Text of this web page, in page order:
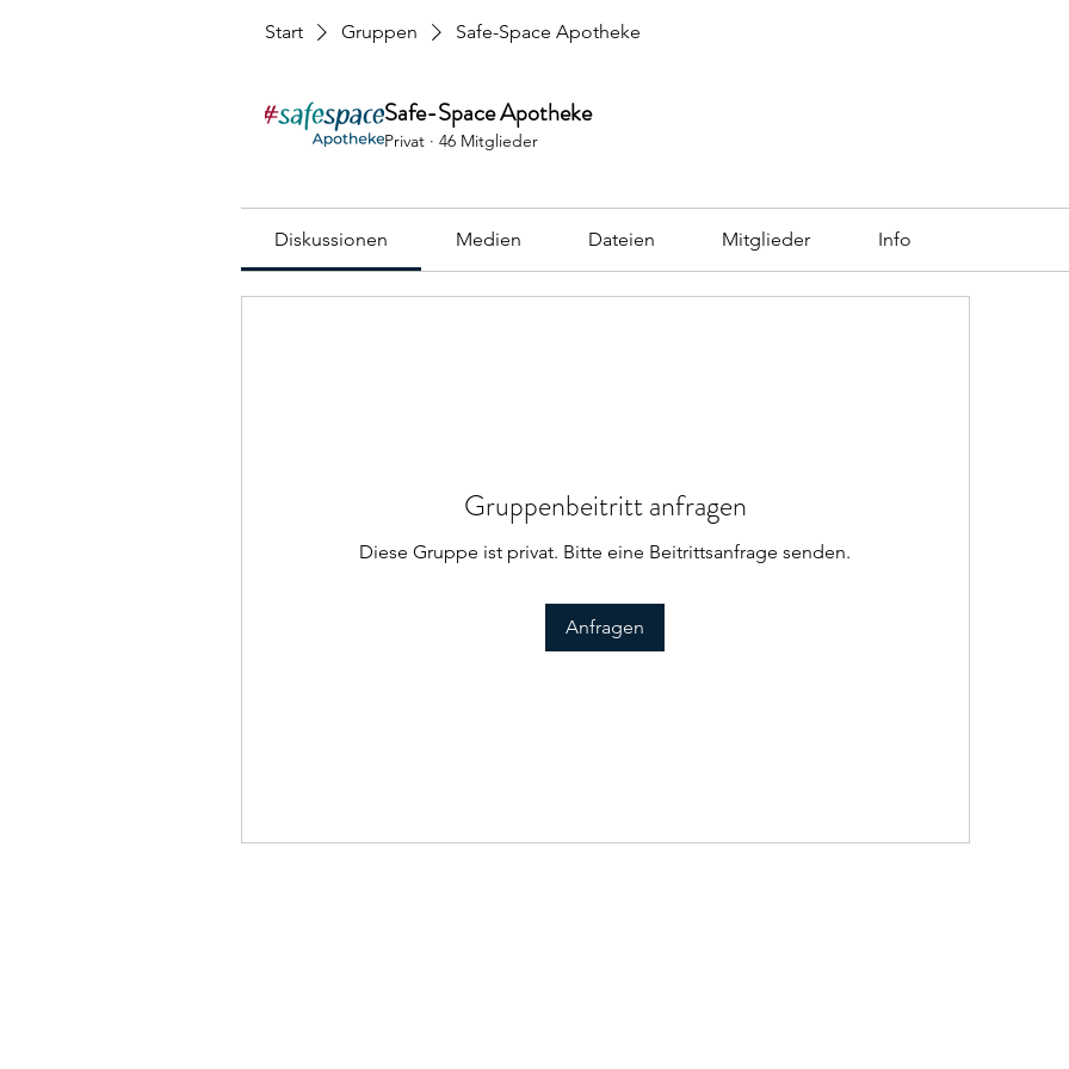
Start Gruppen Safe-Space Apotheke
Safe-Space Apotheke
Privat · 46 Mitglieder
Diskussionen Medien Dateien Mitglieder Info
Gruppenbeitritt anfragen
Diese Gruppe ist privat. Bitte eine Beitrittsanfrage senden.
Anfragen